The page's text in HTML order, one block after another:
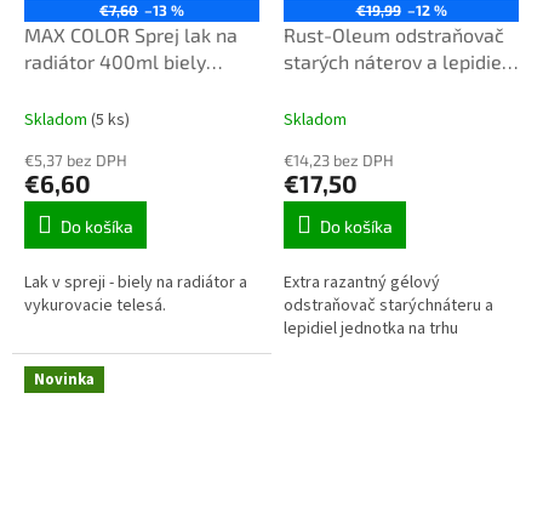
€7,60 –13 %
MAX COLOR Sprej lak na
radiátor 400ml biely
Skladom (5 ks)
€5,37 bez DPH
€6,60
Do košíka
Lak v spreji - biely na radiátor a
vykurovacie telesá.
€19,99 –12 %
Rust-Oleum odstraňovač
starých náterov a lepidiel,
Skladom
€14,23 bez DPH
€17,50
Do košíka
Extra razantný gélový
odstraňovač starýchnáteru a
lepidiel jednotka na trhu
Novinka